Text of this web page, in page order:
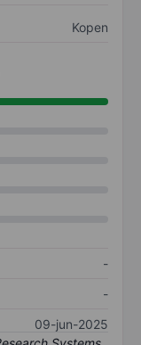
Kopen
-
-
09-jun-2025